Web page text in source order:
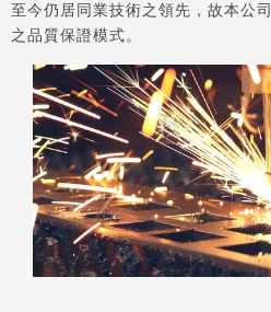
至今仍居同業技術之領先，故本公
之品質保證模式。